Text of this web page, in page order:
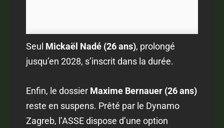
Seul Mickaël Nadé (26 ans), prolongé
jusqu’en 2028, s’inscrit dans la durée.
Enfin, le dossier Maxime Bernauer (26 ans)
reste en suspens. Prêté par le Dynamo
Zagreb, l’ASSE dispose d’une option